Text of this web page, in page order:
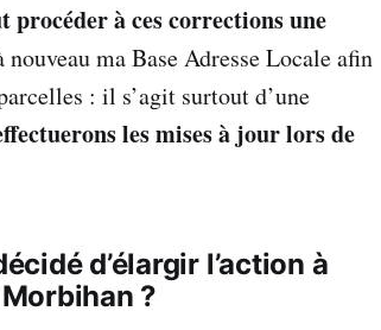
procéder à ces corrections une
nouveau ma Base Adresse Locale afin
: il s’agit surtout d’une
les mises à jour lors de
d’élargir l’action à
?